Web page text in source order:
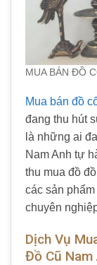
MUA BÁN ĐỒ
Mua bán đồ
đang thu hút
là những ai
Nam Anh tự
thu mua đồ
các sản
chuyên
Dịch Vụ
Đồ Cũ Nam